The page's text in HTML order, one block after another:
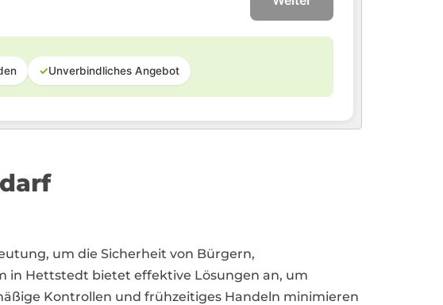
✓Unverbindliches Angebot
um die Sicherheit von Bürgern,
in Hettstedt bietet effektive Lösungen an, um
Kontrollen und frühzeitiges Handeln minimieren